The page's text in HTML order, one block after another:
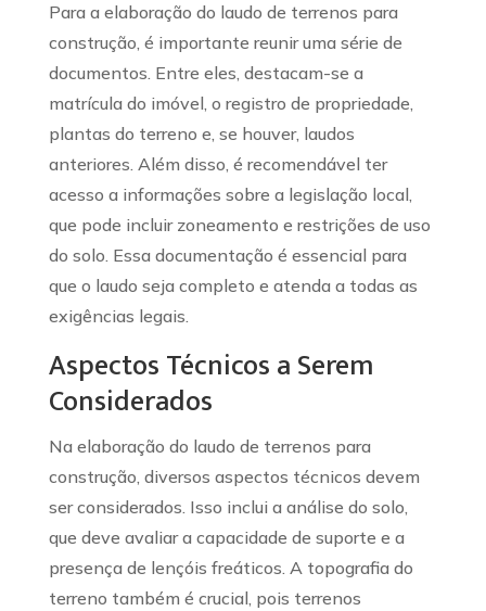
Para a elaboração do laudo de terrenos para
construção, é importante reunir uma série de
documentos. Entre eles, destacam-se a
matrícula do imóvel, o registro de propriedade,
plantas do terreno e, se houver, laudos
anteriores. Além disso, é recomendável ter
acesso a informações sobre a legislação local,
que pode incluir zoneamento e restrições de uso
do solo. Essa documentação é essencial para
que o laudo seja completo e atenda a todas as
exigências legais.
Aspectos Técnicos a Serem
Considerados
Na elaboração do laudo de terrenos para
construção, diversos aspectos técnicos devem
ser considerados. Isso inclui a análise do solo,
que deve avaliar a capacidade de suporte e a
presença de lençóis freáticos. A topografia do
terreno também é crucial, pois terrenos